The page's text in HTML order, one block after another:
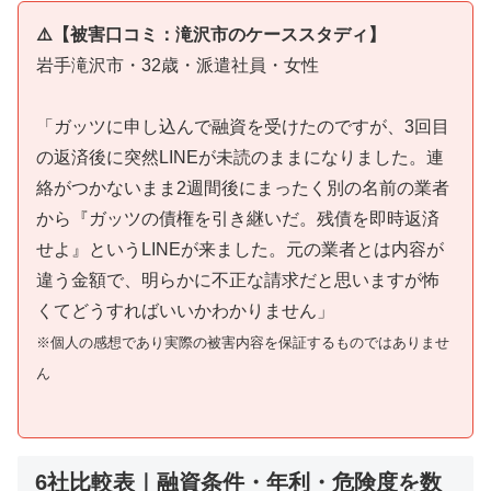
⚠️【被害口コミ：滝沢市のケーススタディ】
岩手滝沢市・32歳・派遣社員・女性
「ガッツに申し込んで融資を受けたのですが、3回目
の返済後に突然LINEが未読のままになりました。連
絡がつかないまま2週間後にまったく別の名前の業者
から『ガッツの債権を引き継いだ。残債を即時返済
せよ』というLINEが来ました。元の業者とは内容が
違う金額で、明らかに不正な請求だと思いますが怖
くてどうすればいいかわかりません」
※個人の感想であり実際の被害内容を保証するものではありませ
ん
6社比較表｜融資条件・年利・危険度を数